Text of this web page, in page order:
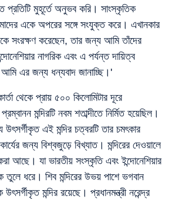
প্রতিটি মুহূর্তে অনুভব করি। সাংস্কৃতিক
একে অপরের সঙ্গে সংযুক্ত করে। এখানকার
সংরক্ষণ করেছেন, তার জন্য আমি তাঁদের
নাগরিক এবং এ পর্যন্ত দায়িত্ব
এর জন্য ধন্যবাদ জানাচ্ছি।'
থেকে প্রায় ৫০০ কিলোমিটার দূরে
মন্দিরটি নবম শতাব্দীতে নির্মিত হয়েছিল।
উৎসর্গীকৃত এই মন্দির চত্বরটি তার চমৎকার
জন্য বিশ্বজুড়ে বিখ্যাত। মন্দিরের দেওয়ালে
আছে। যা ভারতীয় সংস্কৃতি এবং ইন্দোনেশিয়ার
তুলে ধরে। শিব মন্দিরের উভয় পাশে ভগবান
মন্দির রয়েছে। প্রধানমন্ত্রী নরেন্দ্র